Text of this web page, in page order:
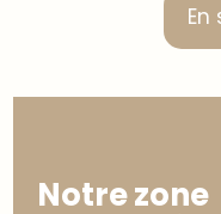
En
Notre zone